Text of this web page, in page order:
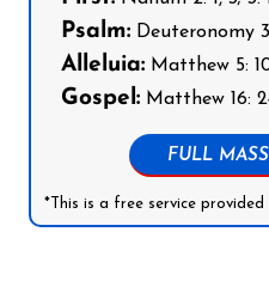
Psalm: Deuteronomy
Alleluia: Matthew 5:
Gospel: Matthew 16:
FULL
*This is a free service